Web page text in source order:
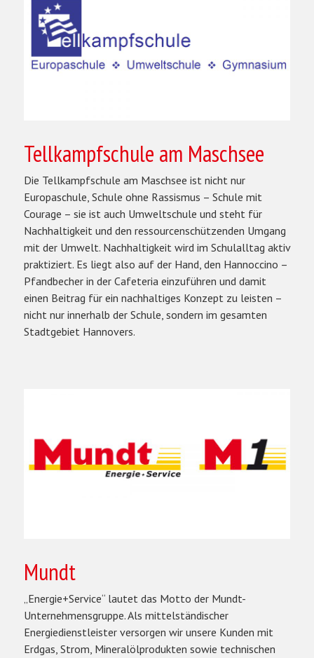
Tellkampfschule am Maschsee
Die Tellkampfschule am Maschsee ist nicht nur
Europaschule, Schule ohne Rassismus – Schule mit
Courage – sie ist auch Umweltschule und steht für
Nachhaltigkeit und den ressourcenschützenden Umgang
mit der Umwelt. Nachhaltigkeit wird im Schulalltag aktiv
praktiziert. Es liegt also auf der Hand, den Hannoccino –
Pfandbecher in der Cafeteria einzuführen und damit
einen Beitrag für ein nachhaltiges Konzept zu leisten –
nicht nur innerhalb der Schule, sondern im gesamten
Stadtgebiet Hannovers.
Mundt
„Energie+Service“ lautet das Motto der Mundt-
Unternehmensgruppe. Als mittelständischer
Energiedienstleister versorgen wir unsere Kunden mit
Erdgas, Strom, Mineralölprodukten sowie technischen